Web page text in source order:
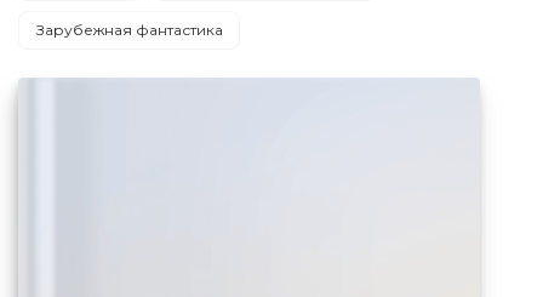
Зарубежная фантастика